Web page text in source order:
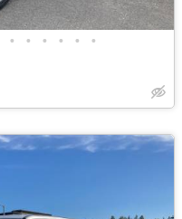
• • • • • •